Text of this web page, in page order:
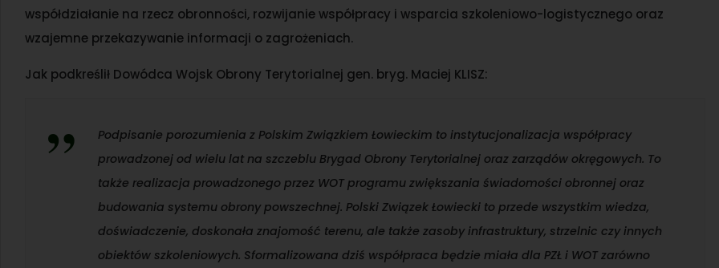
współdziałanie na rzecz obronności, rozwijanie współpracy i wsparcia szkoleniowo-logistycznego oraz
wzajemne przekazywanie informacji o zagrożeniach.
Jak podkreślił Dowódca Wojsk Obrony Terytorialnej gen. bryg. Maciej KLISZ:
Podpisanie porozumienia z Polskim Związkiem Łowieckim to instytucjonalizacja współpracy
prowadzonej od wielu lat na szczeblu Brygad Obrony Terytorialnej oraz zarządów okręgowych. To
także realizacja prowadzonego przez WOT programu zwiększania świadomości obronnej oraz
budowania systemu obrony powszechnej. Polski Związek Łowiecki to przede wszystkim wiedza,
doświadczenie, doskonała znajomość terenu, ale także zasoby infrastruktury, strzelnic czy innych
obiektów szkoleniowych. Sformalizowana dziś współpraca będzie miała dla PZŁ i WOT zarówno